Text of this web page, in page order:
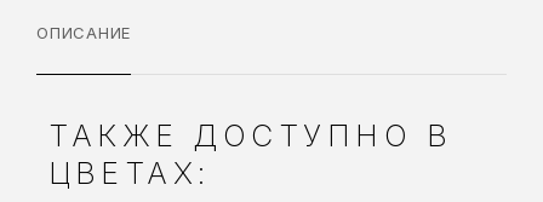
ОПИСАНИЕ
ТАКЖЕ ДОСТУПНО В
ЦВЕТАХ: